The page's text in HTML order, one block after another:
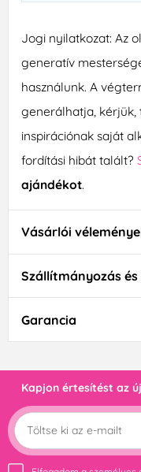
Jogi nyilatkozat: Az
generatív
használunk. A
generálhatja, kérjük,
inspirációnak saját
fordítási hibát talált?
ajándékot.
Vásárlói
Szállítmányozás
Garancia
Kapjon értesítést az